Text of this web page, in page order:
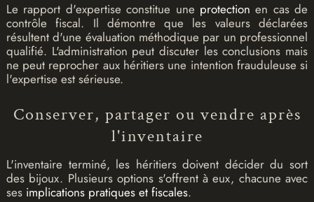
Le rapport d'expertise constitue une protection en cas de
contrôle fiscal. Il démontre que les valeurs déclarées
résultent d'une évaluation méthodique par un professionnel
qualifié. L'administration peut discuter les conclusions mais
ne peut reprocher aux héritiers une intention frauduleuse si
l'expertise est sérieuse.
Conserver, partager ou vendre après
l'inventaire
L'inventaire terminé, les héritiers doivent décider du sort
des bijoux. Plusieurs options s'offrent à eux, chacune avec
ses implications pratiques et fiscales.